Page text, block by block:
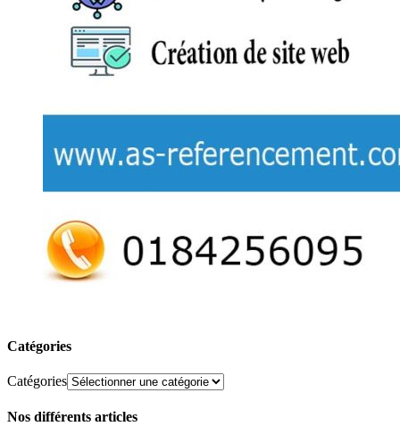
Catégories
Catégories
Nos différents articles